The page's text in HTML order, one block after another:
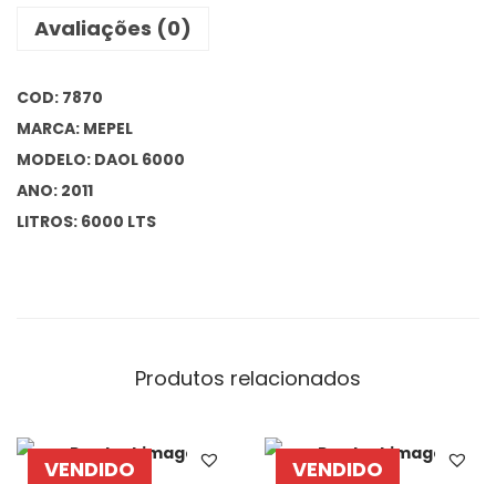
Avaliações (0)
COD: 7870
MARCA: MEPEL
MODELO: DAOL 6000
ANO: 2011
LITROS: 6000 LTS
Produtos relacionados
VENDIDO VENDIDO